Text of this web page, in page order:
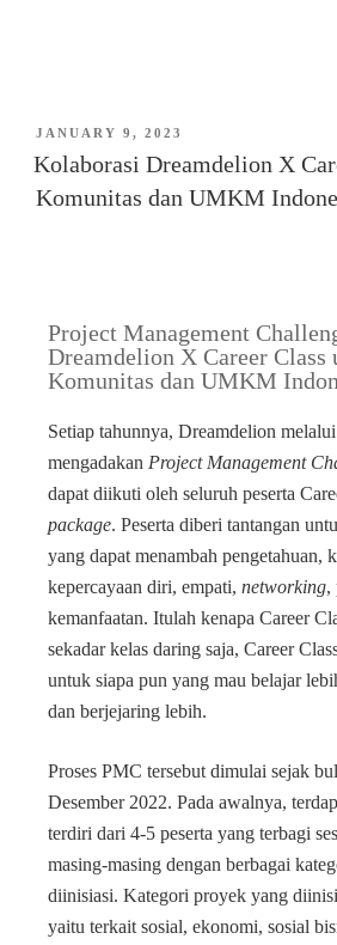
JANUARY 9, 2023
Kolaborasi Dreamdelion X
Komunitas dan UMKM
Project Management
Dreamdelion X Career Class
Komunitas dan UMKM
Setiap tahunnya, Dreamdelion melalui
mengadakan Project Management
dapat diikuti oleh seluruh peserta
package. Peserta diberi tantangan
yang dapat menambah pengetahuan,
kepercayaan diri, empati, networking,
kemanfaatan. Itulah kenapa Career
sekadar kelas daring saja, Career
untuk siapa pun yang mau belajar
dan berjejaring lebih.
Proses PMC tersebut dimulai sejak
Desember 2022. Pada awalnya,
terdiri dari 4-5 peserta yang terbagi
masing-masing dengan berbagai
diinisiasi. Kategori proyek yang
yaitu terkait sosial, ekonomi, sosial